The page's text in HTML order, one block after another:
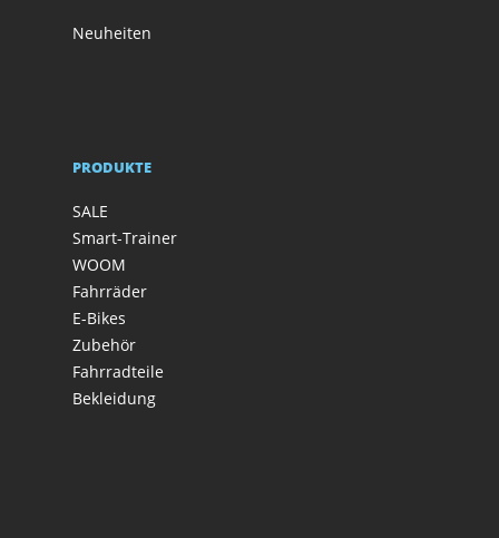
Neuheiten
PRODUKTE
SALE
Smart-Trainer
WOOM
Fahrräder
E-Bikes
Zubehör
Fahrradteile
Bekleidung